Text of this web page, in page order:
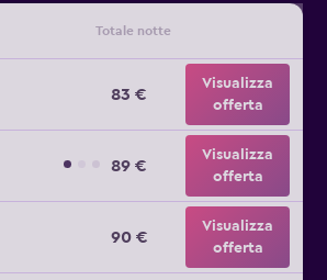
Totale notte
83 €
Visualizza
offerta
89 €
Visualizza
offerta
90 €
Visualizza
offerta